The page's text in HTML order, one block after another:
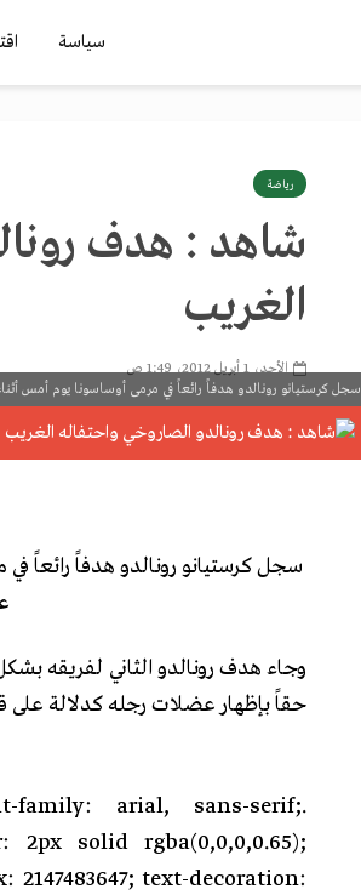
سياسة
رياضة
شاهد : هدف
الغريب
الأحد، 1 أبريل 2012، 1:49 ص
سجل كرستيانو رونالدو هدفاً رائعاً في مرمى أوساسونا يوم أمس
وجاء هدف رونالدو الثاني لفريقه
حقاً بإظهار عضلات رجله كدلالة على
family: arial, sans-serif;
2px solid rgba(0,0,0,0.65);
text-decoration: